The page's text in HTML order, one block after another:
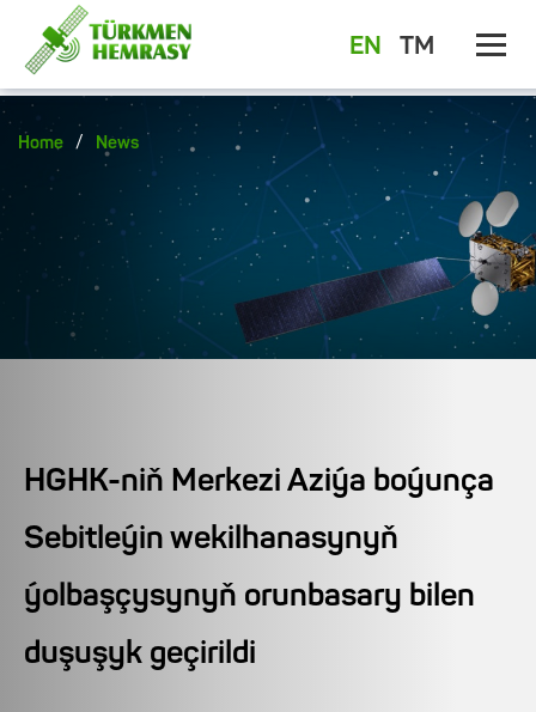
EN TM
Home / News
HGHK-niň Merkezi Aziýa boýunça
Sebitleýin wekilhanasynyň
ýolbaşçysynyň orunbasary bilen
duşuşyk geçirildi